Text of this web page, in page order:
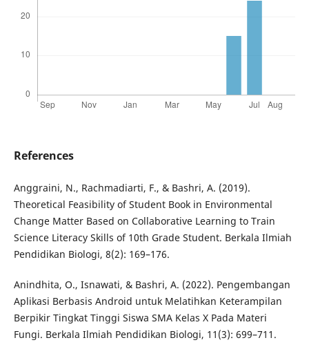
References
Anggraini, N., Rachmadiarti, F., & Bashri, A. (2019).
Theoretical Feasibility of Student Book in Environmental
Change Matter Based on Collaborative Learning to Train
Science Literacy Skills of 10th Grade Student. Berkala Ilmiah
Pendidikan Biologi, 8(2): 169–176.
Anindhita, O., Isnawati, & Bashri, A. (2022). Pengembangan
Aplikasi Berbasis Android untuk Melatihkan Keterampilan
Berpikir Tingkat Tinggi Siswa SMA Kelas X Pada Materi
Fungi. Berkala Ilmiah Pendidikan Biologi, 11(3): 699–711.